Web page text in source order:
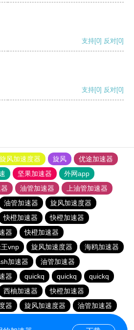
支持[0] 反对[0]
支持[0] 反对[0]
旋风加速度器 旋风
优途加速器
坚果加速器
外网app
油管加速器
上油管加速器
油管加速器
旋风加速度器
快橙加速器
快橙加速器
器
快橙加速器
vnp 旋风加速度器
海鸥加速器
加速器
油管加速器
器 quickq quickq
quickq
西柚加速器
快橙加速器
器 旋风加速度器
油管加速器